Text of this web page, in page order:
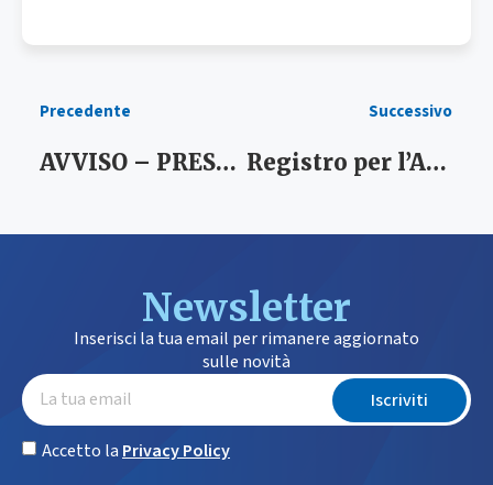
Precedente
AVVISO – PRESENTAZIONE DELLE DOMANDE DI RIMBORSO PER LE SPESE SOSTENUTE DALL’AMMINISTRATORE DI SOSTEGNO
Successivo
Registro per l’Accreditamento dei Fornitori di Servizi, Prestazioni Professionali e Supporti/Ausili – Elenco soggetti accreditati – Maggio 2023
Newsletter
Inserisci la tua email per rimanere aggiornato
sulle novità
Accetto la Privacy Policy
Iscriviti